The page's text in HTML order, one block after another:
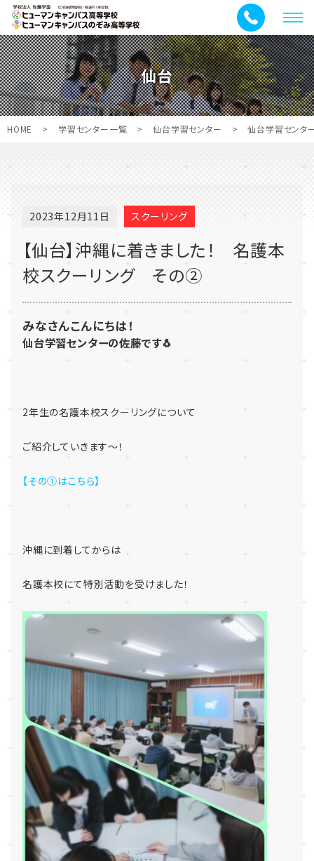
メ
ニ
ュ
ー
仙台
HOME > 学習センター一覧 > 仙台学習センター > 仙台学習センタ
2023年12月11日 スクーリング
【仙台】沖縄に着きました！ 名護本
校スクーリング その②
みなさんこんにちは！
仙台学習センターの佐藤です🐧
2年生の名護本校スクーリングについて
ご紹介していきます～！
【その①はこちら】
沖縄に到着してからは
名護本校にて特別活動を受けました！